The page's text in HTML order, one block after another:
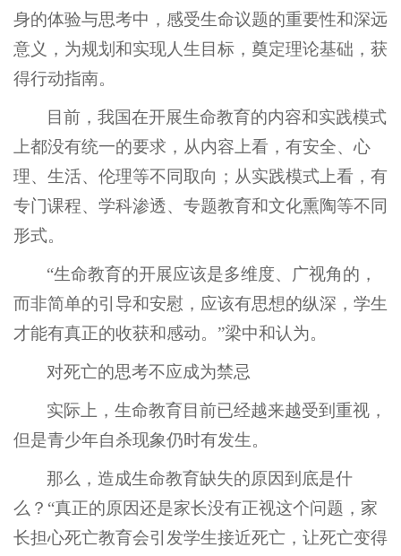
身的体验与思考中，感受生命议题的重要性和深远
意义，为规划和实现人生目标，奠定理论基础，获
得行动指南。
目前，我国在开展生命教育的内容和实践模式
上都没有统一的要求，从内容上看，有安全、心
理、生活、伦理等不同取向；从实践模式上看，有
专门课程、学科渗透、专题教育和文化熏陶等不同
形式。
“生命教育的开展应该是多维度、广视角的，
而非简单的引导和安慰，应该有思想的纵深，学生
才能有真正的收获和感动。”梁中和认为。
对死亡的思考不应成为禁忌
实际上，生命教育目前已经越来越受到重视，
但是青少年自杀现象仍时有发生。
那么，造成生命教育缺失的原因到底是什
么？“真正的原因还是家长没有正视这个问题，家
长担心死亡教育会引发学生接近死亡，让死亡变得